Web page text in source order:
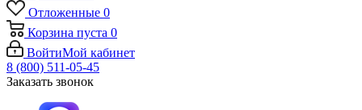
Отложенные 0
Корзина пуста 0
ВойтиМой кабинет
8 (800) 511-05-45
Заказать звонок